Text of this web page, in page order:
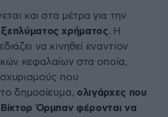
και στα μέτρα για την
χρήματος. Η
να κινηθεί εναντίον
κεφαλαίων στα οποία,
που
δημοσίευμα, ολιγάρχες που
Όρμπαν φέρονται να